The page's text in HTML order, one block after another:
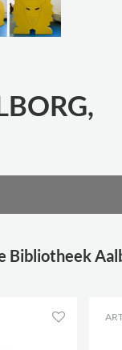
Bibliotheek